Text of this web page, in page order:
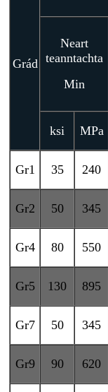
Grád
Neart
teanntachta
Min
ksi
MPa
Gr1 35 240
Gr2 50 345
Gr4 80 550
Gr5 130 895
Gr7 50 345
Gr9 90 620